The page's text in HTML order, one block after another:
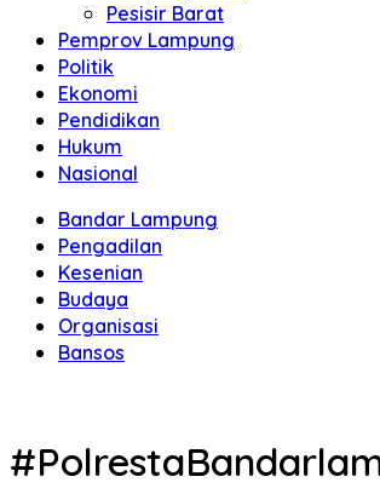
Pesisir Barat
Pemprov Lampung
Politik
Ekonomi
Pendidikan
Hukum
Nasional
Bandar Lampung
Pengadilan
Kesenian
Budaya
Organisasi
Bansos